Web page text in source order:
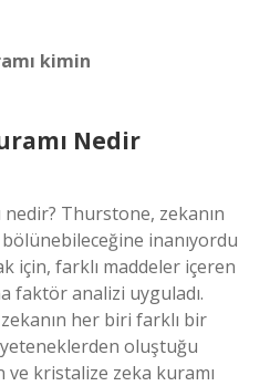
kimin
Nedir
Thurstone, zekanın
inanıyordu
için, farklı maddeler içeren
faktör analizi uyguladı.
her biri farklı bir
oluştuğu
ve kristalize zeka kuramı